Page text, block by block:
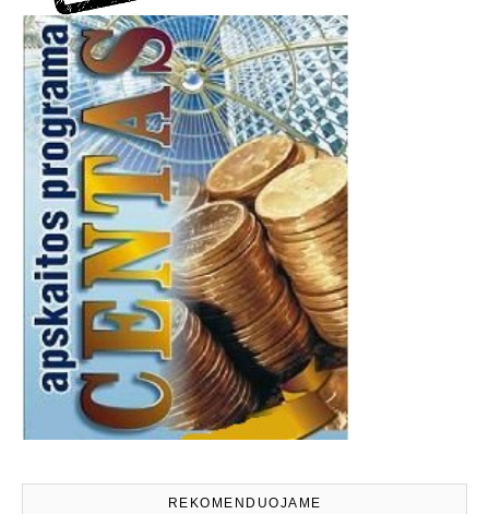
REKOMENDUOJAME